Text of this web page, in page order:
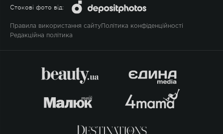
Стокові фото від:
Правила використання сайту Політика конфіденційності
Редакційна політика